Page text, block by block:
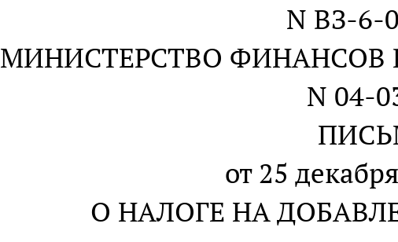
N ВЗ-6-
МИНИСТЕРСТВО ФИНАНСОВ
N 04-
от 25
О НАЛОГЕ НА